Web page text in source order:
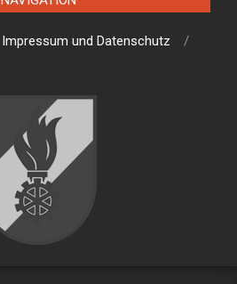
Impressum und Datenschutz